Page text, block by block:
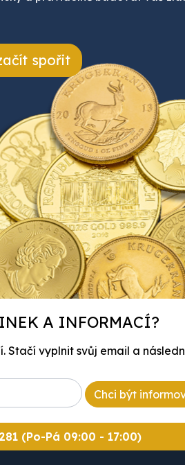
spořit
A INFORMACÍ?
Stačí vyplnit svůj email a
Chci být
(Po-Pá 09:00 - 17:00)